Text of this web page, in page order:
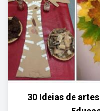
30 Ideias de